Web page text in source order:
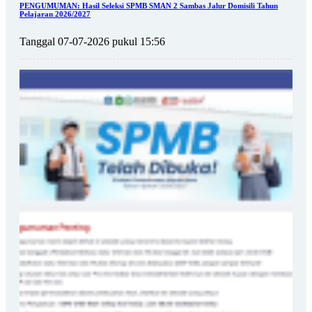
PENGUMUMAN: Hasil Seleksi SPMB SMAN 2 Sambas Jalur Domisili Tahun
Pelajaran 2026/2027
Tanggal 07-07-2026 pukul 15:56